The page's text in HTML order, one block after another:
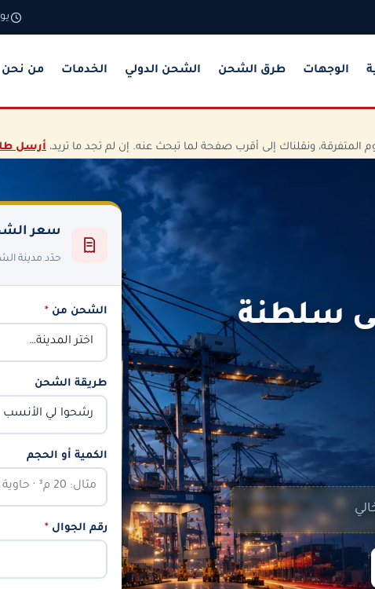
يومياً 7 صباحاً –
الوجهات طرق الشحن الشحن الدولي الخدمات من نحن
ونقلناك إلى أقرب صفحة لما تبحث عنه. إن لم تجد ما تريد، أرسل
سلطنة
سعر
حدّد مدينة
الشحن من *
طريقة الشحن
الكمية أو الحجم
رقم الجوال *